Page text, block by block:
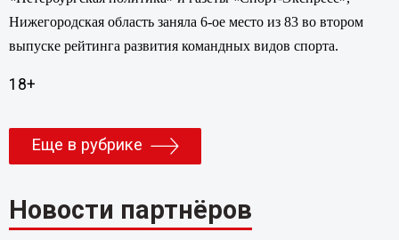
Нижегородская область заняла 6-ое место из 83 во втором
выпуске рейтинга развития командных видов спорта.
18+
Еще в рубрике
Новости партнёров